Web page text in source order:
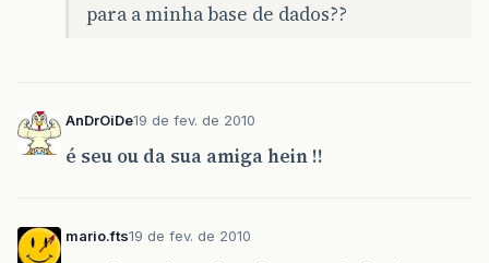
para a minha base de dados??
AnDrOiDe19 de fev. de 2010
é seu ou da sua amiga hein !!
mario.fts19 de fev. de 2010